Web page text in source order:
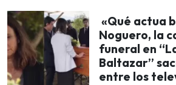
«Qué actua
Noguero, la
funeral en
Baltazar”
entre los